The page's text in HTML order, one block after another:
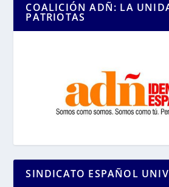
COALICIÓN ADÑ: LA
PATRIOTAS
SINDICATO ESPAÑOL